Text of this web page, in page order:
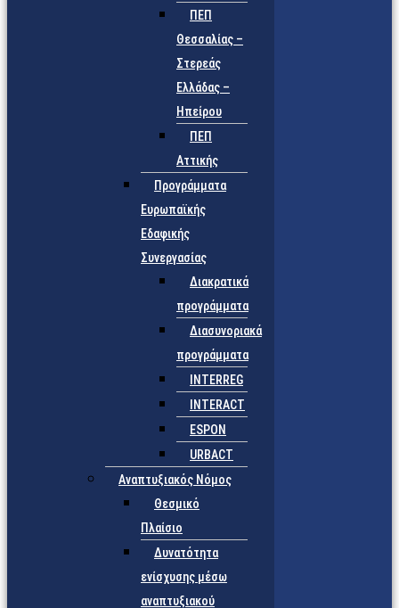
ΠΕΠ
Θεσσαλίας –
Στερεάς
Ελλάδας –
Ηπείρου
ΠΕΠ
Αττικής
Προγράμματα
Ευρωπαϊκής
Εδαφικής
Συνεργασίας
Διακρατικά
προγράμματα
Διασυνοριακά
προγράμματα
INTERREG
INTERACT
ESPON
URBACT
Αναπτυξιακός Νόμος
Θεσμικό
Πλαίσιο
Δυνατότητα
ενίσχυσης μέσω
αναπτυξιακού